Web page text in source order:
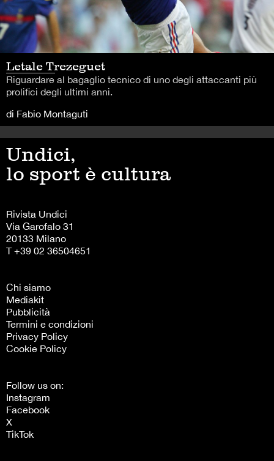
Letale Trezeguet
Riguardare al bagaglio tecnico di uno degli attaccanti più
prolifici degli ultimi anni.
di Fabio Montaguti
Undici,
lo sport è cultura
Rivista Undici
Via Garofalo 31
20133 Milano
T +39 02 36504651
Chi siamo
Mediakit
Pubblicità
Termini e condizioni
Privacy Policy
Cookie Policy
Follow us on:
Instagram
Facebook
X
TikTok